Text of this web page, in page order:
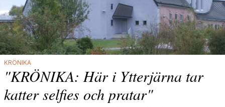
KRÖNIKA
"KRÖNIKA: Här i Ytterjärna tar
katter selfies och pratar"